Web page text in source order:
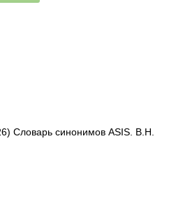
Словарь синонимов ASIS. В.Н.